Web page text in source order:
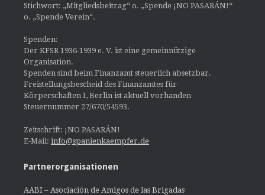
Stichwort: „Mitgliedsbeitrag“ o. „Spende ¡NO PASARÁN!“
o. „Spende Verein“.
Spenden:
Der KFSR 1936-1939 e. V. ist eine gemeinnützige
Organisation.
Spenden sind beim Finanzamt steuerlich absetzbar.
Freistellungsbescheid des Finanzamtes für
Körperschaften I, Berlin ist aktuell vorhanden
Steuernummer 27/670/54593.
Zeitschrift: ¡NO PASARÁN!
E-Mail: info@spanienkaempfer.de
Partnerorganisationen
AABI – Asociación de Amigos de las Brigadas